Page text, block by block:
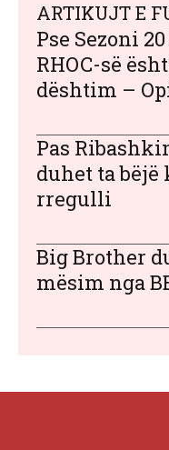
ARTIKUJT E
Pse Sezoni
RHOC-së
dështim –
Pas
duhet ta
rregulli
Big Brother
mësim nga